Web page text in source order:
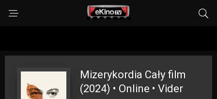
Mizerykordia Cały film
(2024) • Online • Vider